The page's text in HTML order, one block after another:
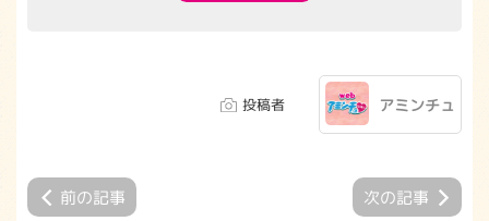
投稿者 アミンチュ
前の記事 次の記事